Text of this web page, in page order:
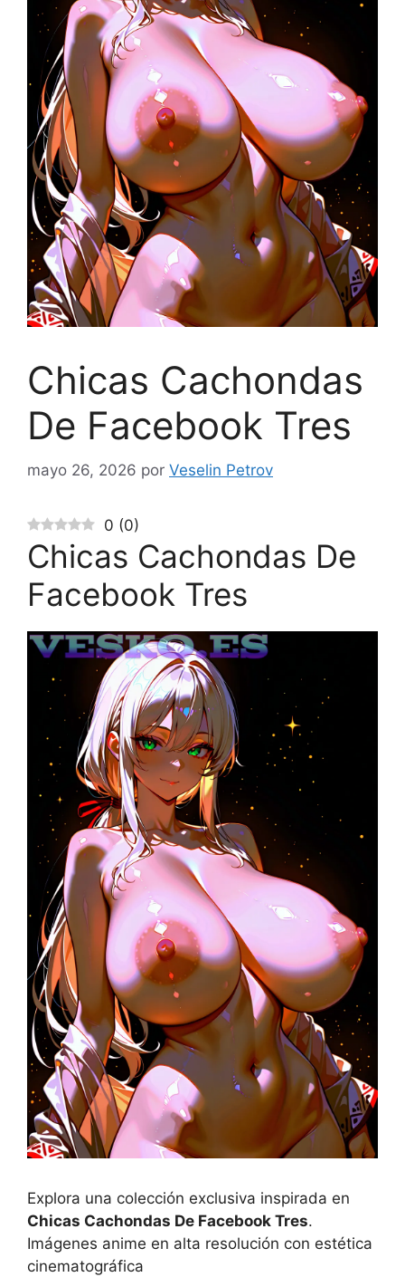
Chicas Cachondas
De Facebook Tres
mayo 26, 2026 por Veselin Petrov
0 (0)
Chicas Cachondas De
Facebook Tres
Explora una colección exclusiva inspirada en
Chicas Cachondas De Facebook Tres.
Imágenes anime en alta resolución con estética
cinematográfica